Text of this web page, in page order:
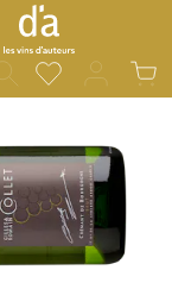
Du hast 0